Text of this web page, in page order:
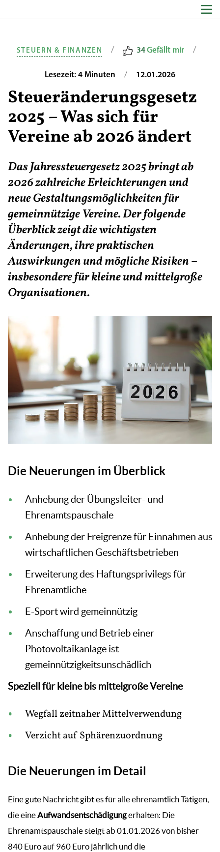
STEUERN & FINANZEN / 34Gefällt mir /
Lesezeit: 4 Minuten / 12.01.2026
Steueränderungsgesetz
2025 – Was sich für
Vereine ab 2026 ändert
Das Jahressteuergesetz 2025 bringt ab
2026 zahlreiche Erleichterungen und
neue Gestaltungsmöglichkeiten für
gemeinnützige Vereine. Der folgende
Überblick zeigt die wichtigsten
Änderungen, ihre praktischen
Auswirkungen und mögliche Risiken –
insbesondere für kleine und mittelgroße
Organisationen.
Die Neuerungen im Überblick
Anhebung der Übungsleiter- und
Ehrenamtspauschale
Anhebung der Freigrenze für Einnahmen aus
wirtschaftlichen Geschäftsbetrieben
Erweiterung des Haftungsprivilegs für
Ehrenamtliche
E-Sport wird gemeinnützig
Anschaffung und Betrieb einer
Photovoltaikanlage ist
gemeinnützigkeitsunschädlich
Speziell für kleine bis mittelgroße Vereine
Wegfall zeitnaher Mittelverwendung
Verzicht auf Sphärenzuordnung
Die Neuerungen im Detail
Eine gute Nachricht gibt es für alle ehrenamtlich Tätigen,
die eineAufwandsentschädigungerhalten: Die
Ehrenamtspauschale steigt ab 01.01.2026 von bisher
840 Euro auf 960 Euro jährlich und die